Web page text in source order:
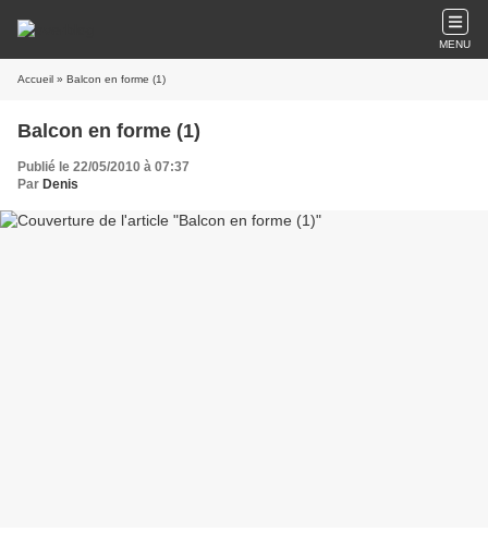
MENU
Accueil » Balcon en forme (1)
Balcon en forme (1)
Publié le 22/05/2010 à 07:37
Par Denis